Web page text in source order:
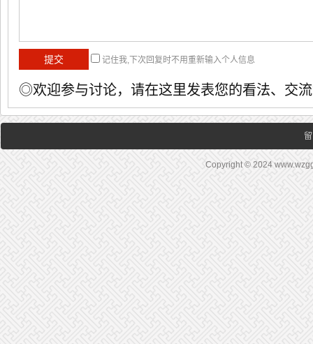
记住我,下次回复时不用重新输入个人信息
◎欢迎参与讨论，请在这里发表您的看法、交
Copyright © 2024